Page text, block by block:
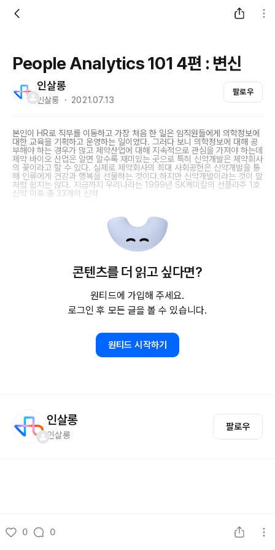
People Analytics 101 4편 : 변신
인살롱
인살롱 ・ 2021.07.13
팔로우
본인이 HR로 직무를 이동하고 가장 처음 한 일은 임직원들에게 의학정보에
대한 교육을 기획하고 운영하는 일이었다. 그러다 보니 의학정보에 대해 공
부해야 하는 경우가 많고 제약산업에 대해 지속적으로 관심을 가져야 하는데
제약 바이오 산업은 알면 알수록 재미있는 곳으로 특히 신약개발은 제약회사
의 꽃이라고 할 수 있다. 실제로 제약회사의 최대 사회공헌은 신약개발을 통
해 인류에게 건강과 행복을 선물하는 것이다.하지만 신약개발이라는 것이 말
처럼 쉽지는 않다. 지금까지 우리나라는 1999년 SK케미칼의 선플라주 1호
신약 이후 총 33개의 신약
콘텐츠를 더 읽고 싶다면?
원티드에 가입해 주세요.
로그인 후 모든 글을 볼 수 있습니다.
원티드 시작하기
인살롱
인살롱
팔로우
0 0